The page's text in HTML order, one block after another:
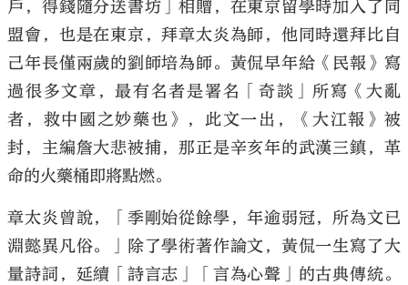
戶，得錢隨分送書坊」相贈，在東京留學時加入了同
盟會，也是在東京，拜章太炎為師，他同時還拜比自
己年長僅兩歲的劉師培為師。黃侃早年給《民報》寫
過很多文章，最有名者是署名「奇談」所寫《大亂
者，救中國之妙藥也》，此文一出，《大江報》被
封，主編詹大悲被捕，那正是辛亥年的武漢三鎮，革
命的火藥桶即將點燃。
章太炎曾說，「季剛始從餘學，年逾弱冠，所為文已
淵懿異凡俗。」除了學術著作論文，黃侃一生寫了大
量詩詞，延續「詩言志」「言為心聲」的古典傳統。